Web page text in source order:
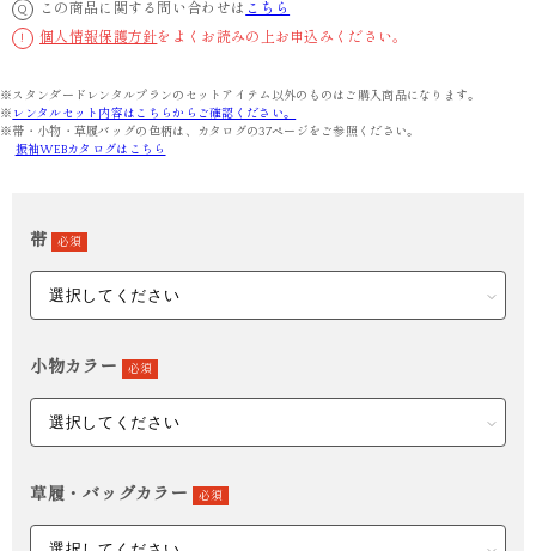
Q この商品に関する問い合わせは こちら
! 個人情報保護方針をよくお読みの上お申込みください。
※スタンダードレンタルプランのセットアイテム以外のものはご購入商品になります。
※ レンタルセット内容はこちらからご確認ください。
※帯・小物・草履バッグの色柄は、カタログの37ページをご参照ください。
振袖WEBカタログはこちら
帯 必須
小物カラー 必須
草履・バッグカラー 必須